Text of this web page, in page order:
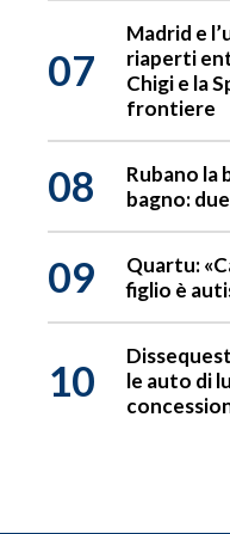
07
Madrid e
riaperti
Chigi e la
frontiere
08
Rubano la
bagno:
09
Quartu:
figlio è
10
le auto di